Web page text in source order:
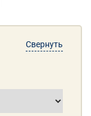
Свернуть